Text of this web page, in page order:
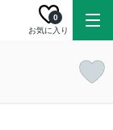
お気に入り
0